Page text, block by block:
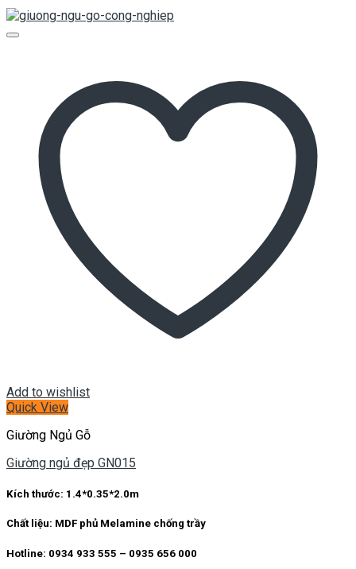
Add to wishlist
Quick View
Giường Ngủ Gỗ
Giường ngủ đẹp GN015
Kích thước: 1.4*0.35*2.0m
Chất liệu: MDF phủ Melamine chống trầy
Hotline: 0934 933 555 – 0935 656 000